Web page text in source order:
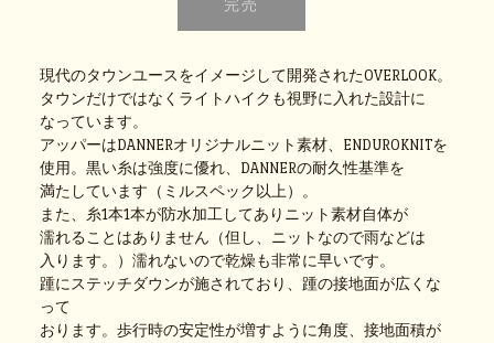
現代のタウンユースをイメージして開発されたOVERLOOK。
タウンだけではなくライトハイクも視野に入れた設計に
なっています。
アッパーはDANNERオリジナルニット素材、ENDUROKNITを
使用。黒い糸は強度に優れ、DANNERの耐久性基準を
満たしています（ミルスペック以上）。
また、糸1本1本が防水加工してありニット素材自体が
濡れることはありません（但し、ニットなので雨などは
入ります。）濡れないので乾燥も非常に早いです。
踵にステッチダウンが施されており、踵の接地面が広くな
って
おります。歩行時の安定性が増すように角度、接地面積が